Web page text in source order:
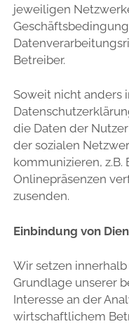
jeweiligen
Betreiber.
Soweit nicht anders
die Daten der
der sozialen
kommunizieren, z.B.
Onlinepräsenzen
zusenden.
Einbindung von
Wir setzen
Grundlage unserer
Interesse an der
wirtschaftlichem